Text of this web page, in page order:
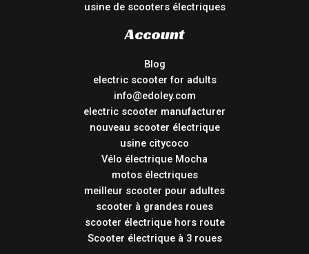
usine de scooters électriques
Account
Blog
electric scooter for adults
info@edoley.com
electric scooter manufacturer
nouveau scooter électrique
usine citycoco
Vélo électrique Mocha
motos électriques
meilleur scooter pour adultes
scooter à grandes roues
scooter électrique hors route
Scooter électrique à 3 roues